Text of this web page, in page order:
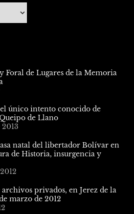
Foral de Lugares de la Memoria
único intento conocido de
de Llano
natal del libertador Bolívar en
de Historia, insurgencia y
archivos privados, en Jerez de la
marzo de 2012